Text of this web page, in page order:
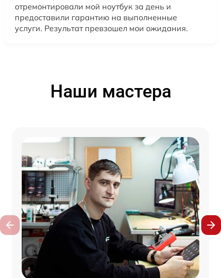
отремонтировали мой ноутбук за день и
предоставили гарантию на выполненные
услуги. Результат превзошел мои ожидания.
Наши мастера